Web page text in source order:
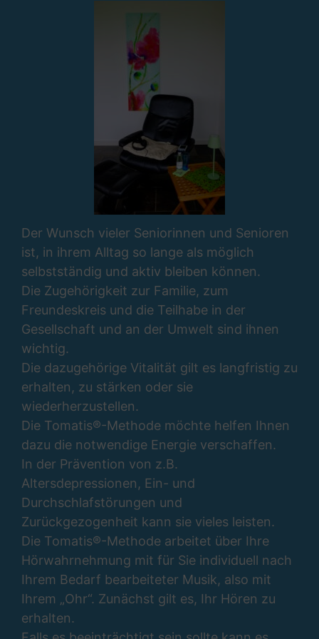
Der Wunsch vieler Seniorinnen und Senioren
ist, in ihrem Alltag so lange als möglich
selbstständig und aktiv bleiben können.
Die Zugehörigkeit zur Familie, zum
Freundeskreis und die Teilhabe in der
Gesellschaft und an der Umwelt sind ihnen
wichtig.
Die dazugehörige Vitalität gilt es langfristig zu
erhalten, zu stärken oder sie
wiederherzustellen.
Die Tomatis®-Methode möchte helfen Ihnen
dazu die notwendige Energie verschaffen.
In der Prävention von z.B.
Altersdepressionen, Ein- und
Durchschlafstörungen und
Zurückgezogenheit kann sie vieles leisten.
Die Tomatis®-Methode arbeitet über Ihre
Hörwahrnehmung mit für Sie individuell nach
Ihrem Bedarf bearbeiteter Musik, also mit
Ihrem „Ohr“. Zunächst gilt es, Ihr Hören zu
erhalten.